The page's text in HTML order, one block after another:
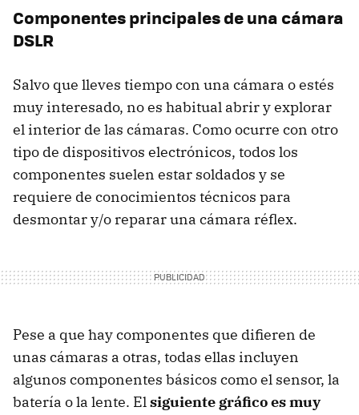
Componentes principales de una cámara
DSLR
Salvo que lleves tiempo con una cámara o estés
muy interesado, no es habitual abrir y explorar
el interior de las cámaras. Como ocurre con otro
tipo de dispositivos electrónicos, todos los
componentes suelen estar soldados y se
requiere de conocimientos técnicos para
desmontar y/o reparar una cámara réflex.
Pese a que hay componentes que difieren de
unas cámaras a otras, todas ellas incluyen
algunos componentes básicos como el sensor, la
batería o la lente. Elsiguiente gráfico es muy